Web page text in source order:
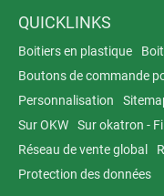
QUICKLINKS
Boitiers en plastique
Boutons de commande
Personnalisation
Sur OKW
Sur okatron -
Réseau de vente global
Protection des données